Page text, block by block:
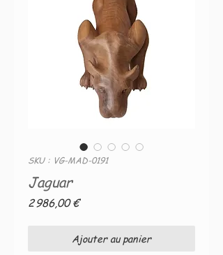
SKU : VG-MAD-0191
Jaguar
2 986,00 €Prix
Ajouter au panier